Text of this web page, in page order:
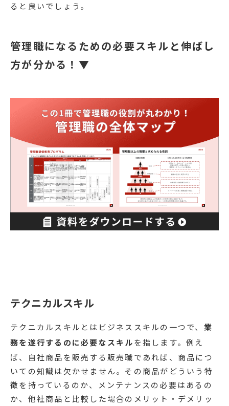
ると良いでしょう。
管理職になるための必要スキルと伸ばし
方が分かる！▼
テクニカルスキル
テクニカルスキルとはビジネススキルの一つで、 業
務を遂行するのに必要なスキルを指します。例え
ば、自社商品を販売する販売職であれば、商品につ
いての知識は欠かせません。その商品がどういう特
徴を持っているのか、メンテナンスの必要はあるの
か、他社商品と比較した場合のメリット・デメリッ